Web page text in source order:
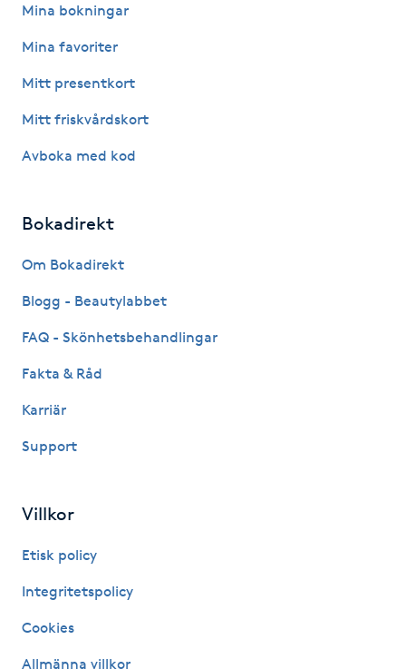
Huduppstramning
Hyaluronsyra
Hypnos
Hårborttagning
Hårförlängning
Idrottsmassage
Mina bokningar
Mina favoriter
Mitt presentkort
Mitt friskvårdskort
Avboka med kod
Bokadirekt
Om Bokadirekt
Blogg - Beautylabbet
FAQ - Skönhetsbehandlingar
Fakta & Råd
Karriär
Support
Villkor
Etisk policy
Integritetspolicy
Cookies
Allmänna villkor